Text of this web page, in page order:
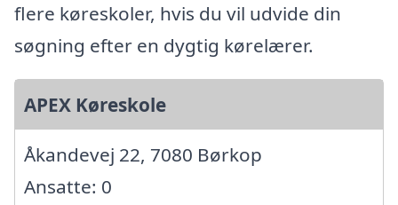
flere køreskoler, hvis du vil udvide din
søgning efter en dygtig kørelærer.
APEX Køreskole
Åkandevej 22, 7080 Børkop
Ansatte: 0